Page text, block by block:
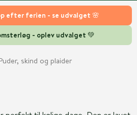
efter ferien - se udvalget 🌸
- oplev udvalget 💚
skind og plaider